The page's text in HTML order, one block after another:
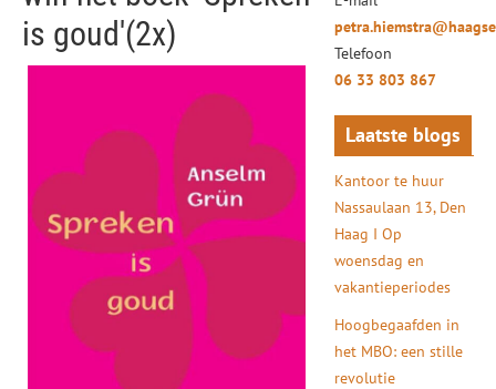
is goud'(2x)
Telefoon
06 33 803 867
Laatste blogs
Kantoor te huur
Nassaulaan 13, Den
Haag I Op
woensdag en
vakantieperiodes
Hoogbegaafden in
het MBO: een stille
revolutie